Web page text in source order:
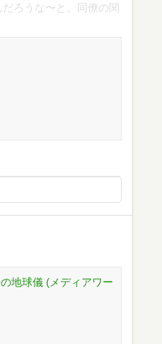
ろうな〜と。同僚の関
地球儀 (メディアワー